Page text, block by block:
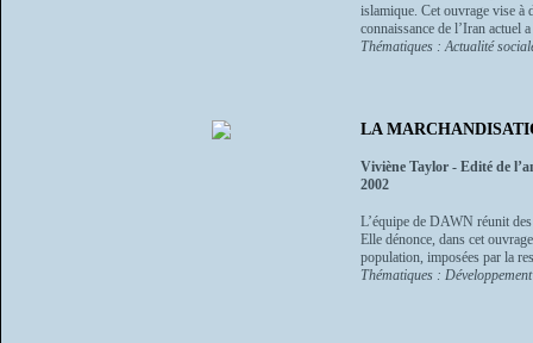
islamique. Cet ouvrage vise à
connaissance de l’Iran actuel
Thématiques : Actualité
LA
Viviène Taylor - Edité de
2002
L’équipe de DAWN réunit
Elle dénonce, dans cet
population, imposées par la
Thématiques : Développement